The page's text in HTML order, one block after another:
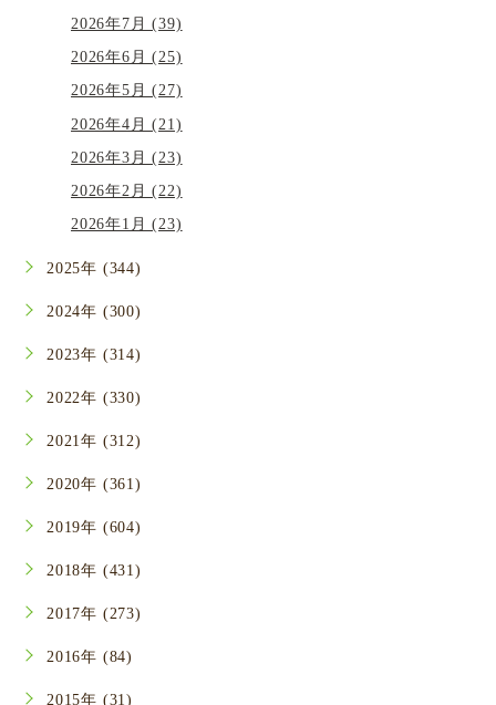
2026年7月 (39)
2026年6月 (25)
2026年5月 (27)
2026年4月 (21)
2026年3月 (23)
2026年2月 (22)
2026年1月 (23)
2025年 (344)
2024年 (300)
2023年 (314)
2022年 (330)
2021年 (312)
2020年 (361)
2019年 (604)
2018年 (431)
2017年 (273)
2016年 (84)
2015年 (31)